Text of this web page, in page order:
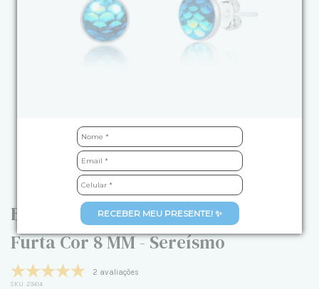
RECEBER MEU PRESENTE! ✨
Brinco de Prata Escama de Sereia
Furta Cor 8 MM - Sereísmo
2 avaliações
SKU: 23414